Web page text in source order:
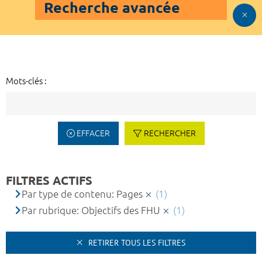
Recherche avancée
Mots-clés :
EFFACER RECHERCHER
FILTRES ACTIFS
Par type de contenu: Pages
(1)
Par rubrique: Objectifs des FHU
(1)
RETIRER TOUS LES FILTRES